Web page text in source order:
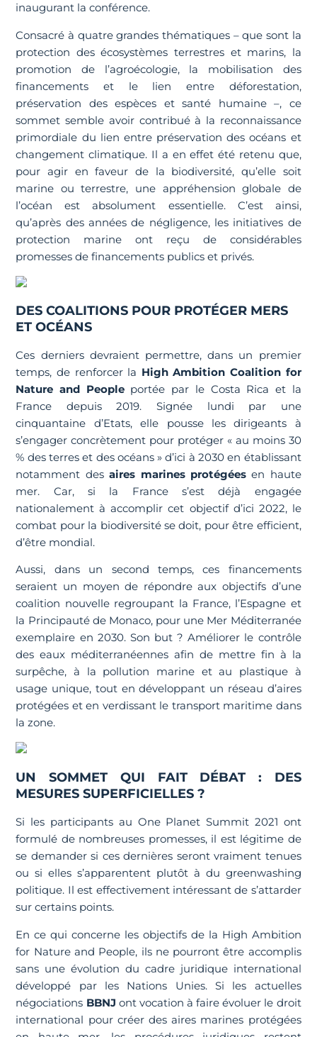
inaugurant la conférence.
Consacré à quatre grandes thématiques – que sont la
protection des écosystèmes terrestres et marins, la
promotion de l’agroécologie, la mobilisation des
financements et le lien entre déforestation,
préservation des espèces et santé humaine –, ce
sommet semble avoir contribué à la reconnaissance
primordiale du lien entre préservation des océans et
changement climatique. Il a en effet été retenu que,
pour agir en faveur de la biodiversité, qu’elle soit
marine ou terrestre, une appréhension globale de
l’océan est absolument essentielle. C’est ainsi,
qu’après des années de négligence, les initiatives de
protection marine ont reçu de considérables
promesses de financements publics et privés.
DES COALITIONS POUR PROTÉGER MERS
ET OCÉANS
Ces derniers devraient permettre, dans un premier
temps, de renforcer la High Ambition Coalition for
Nature and Peopleportée par le Costa Rica et la
France depuis 2019. Signée lundi par une
cinquantaine d’Etats, elle pousse les dirigeants à
s’engager concrètement pour protéger « au moins 30
% des terres et des océans » d’ici à 2030 en établissant
notamment desaires marines protégéesen haute
mer. Car, si la France s’est déjà engagée
nationalement à accomplir cet objectif d’ici 2022, le
combat pour la biodiversité se doit, pour être efficient,
d’être mondial.
Aussi, dans un second temps, ces financements
seraient un moyen de répondre aux objectifs d’une
coalition nouvelle regroupant la France, l’Espagne et
la Principauté de Monaco, pour une Mer Méditerranée
exemplaire en 2030. Son but ? Améliorer le contrôle
des eaux méditerranéennes afin de mettre fin à la
surpêche, à la pollution marine et au plastique à
usage unique, tout en développant un réseau d’aires
protégées et en verdissant le transport maritime dans
la zone.
UN SOMMET QUI FAIT DÉBAT : DES
MESURES SUPERFICIELLES ?
Si les participants au One Planet Summit 2021 ont
formulé de nombreuses promesses, il est légitime de
se demander si ces dernières seront vraiment tenues
ou si elles s’apparentent plutôt à du greenwashing
politique. Il est effectivement intéressant de s’attarder
sur certains points.
En ce qui concerne les objectifs de la High Ambition
for Nature and People, ils ne pourront être accomplis
sans une évolution du cadre juridique international
développé par les Nations Unies. Si les actuelles
négociations BBNJ ont vocation à faire évoluer le droit
international pour créer des aires marines protégées